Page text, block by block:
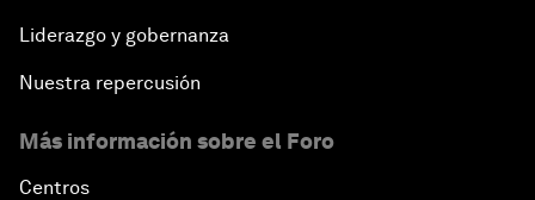
Liderazgo y gobernanza
Nuestra repercusión
Más información sobre el Foro
Centros